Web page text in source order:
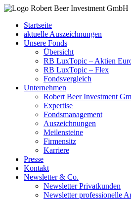
Startseite
aktuelle Auszeichnungen
Unsere Fonds
Übersicht
RB LuxTopic – Aktien
RB LuxTopic – Flex
Fondsvergleich
Unternehmen
Robert Beer Investment
Expertise
Fondsmanagement
Auszeichnungen
Meilensteine
Firmensitz
Karriere
Presse
Kontakt
Newsletter & Co.
Newsletter Privatkunden
Newsletter professionelle